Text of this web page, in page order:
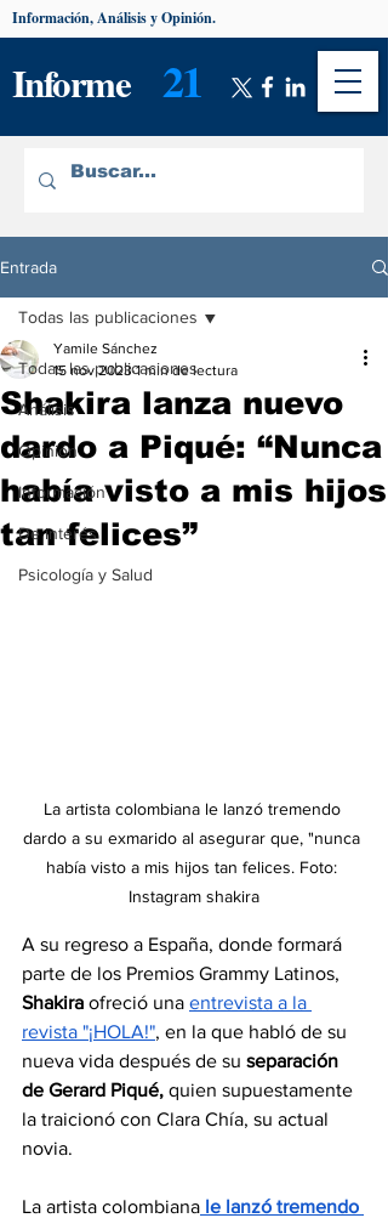
Informe 21
Información, Análisis y Opinión.
Entrada
Todas las publicaciones
Análisis
Opinión
Información
De interés
Psicología y Salud
Todas las publicaciones
Shakira lanza nuevo
dardo a Piqué: “Nunca
había visto a mis hijos
tan felices”
Yamile Sánchez
15 nov 2023 1 min de lectura
La artista colombiana le lanzó tremendo
dardo a su exmarido al asegurar que, "nunca
había visto a mis hijos tan felices. Foto:
Instagram shakira
A su regreso a España, donde formará
parte de los Premios Grammy Latinos,
Shakira ofreció una entrevista a la
revista "¡HOLA!", en la que habló de su
nueva vida después de su separación
de Gerard Piqué, quien supuestamente
la traicionó con Clara Chía, su actual
novia.
La artista colombiana le lanzó tremendo